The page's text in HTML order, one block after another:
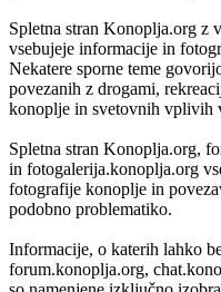
Spletna stran Konoplja.org z
vsebujeje informacije in
Nekatere sporne teme
povezanih z drogami,
konoplje in svetovnih vplivih
Spletna stran Konoplja.org,
in fotogalerija.konoplja.org
fotografije konoplje in
podobno problematiko.
Informacije, o katerih lahko
forum.konoplja.org,